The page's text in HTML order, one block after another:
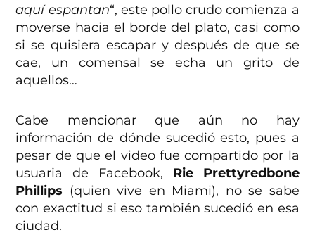
aquí espantan“, este pollo crudo comienza a
moverse hacia el borde del plato, casi como
si se quisiera escapar y después de que se
cae, un comensal se echa un grito de
aquellos…
Cabe mencionar que aún no hay
información de dónde sucedió esto, pues a
pesar de que el video fue compartido por la
usuaria de Facebook, Rie Prettyredbone
Phillips (quien vive en Miami), no se sabe
con exactitud si eso también sucedió en esa
ciudad.